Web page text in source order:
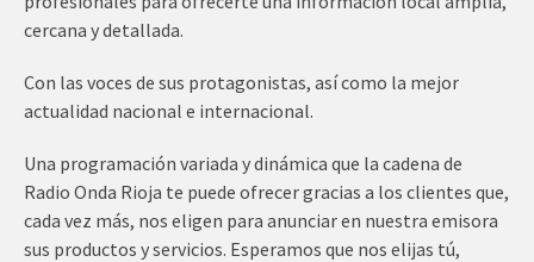
cercana y detallada.
Con las voces de sus protagonistas, así como la mejor
actualidad nacional e internacional.
Una programación variada y dinámica que la cadena de
Radio Onda Rioja te puede ofrecer gracias a los clientes que,
cada vez más, nos eligen para anunciar en nuestra emisora
sus productos y servicios. Esperamos que nos elijas tú,